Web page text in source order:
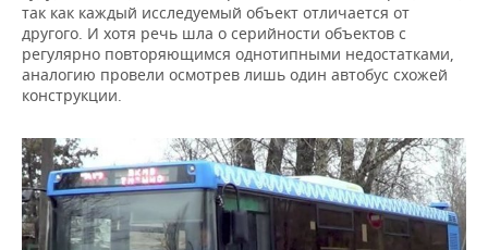
так как каждый исследуемый объект отличается от
другого. И хотя речь шла о серийности объектов с
регулярно повторяющимся однотипными недостатками,
аналогию провели осмотрев лишь один автобус схожей
конструкции.